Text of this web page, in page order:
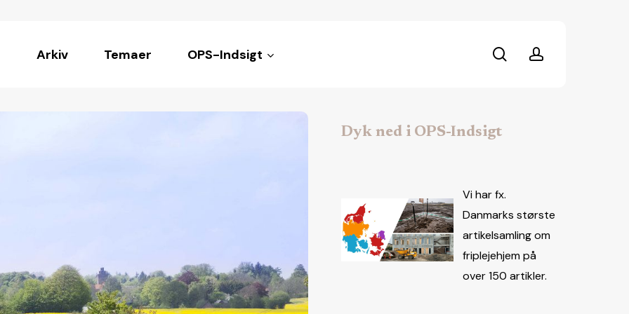
Arkiv Temaer OPS-Indsigt searchaccount
Dyk ned i OPS-Indsigt
Vi har fx.
Danmarks største
artikelsamling om
friplejehjem på
over 150 artikler.